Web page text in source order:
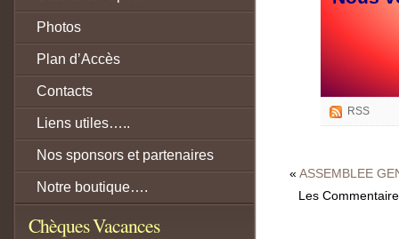
Photos
Plan d’Accès
Contacts
Liens utiles…..
Nos sponsors et partenaires
Notre boutique….
Chèques Vacances
RSS
« ASSEMBLEE
Les